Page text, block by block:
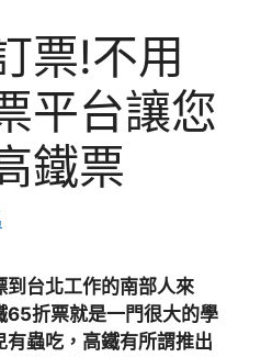
票!不用
平台讓您
鐵票
台北工作的南部人來
65折票就是一門很大的學
有蟲吃，高鐵有所謂推出